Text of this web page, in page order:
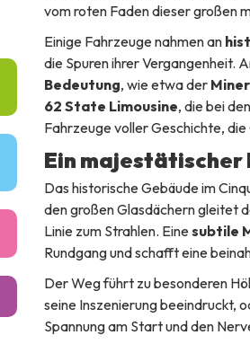
vom roten Faden dieser großen
Einige Fahrzeuge nahmen an
die Spuren ihrer Vergangenheit.
Bedeutung, wie etwa der
62 State Limousine, die bei
Fahrzeuge voller Geschichte,
Ein majestätischer
Das historische Gebäude im
den großen Glasdächern gleitet
Linie zum Strahlen. Einesubtile
Rundgang und schafft eine
Der Weg führt zu besonderen
seine Inszenierung beeindruckt,
Spannung am Start und den